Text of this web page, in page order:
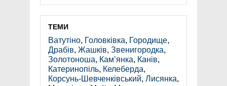
ТЕМИ
Ватутіно, Головківка, Городище,
Драбів, Жашків, Звенигородка,
Золотоноша, Кам’янка, Канів,
Катеринопіль, Келеберда,
Корсунь-Шевченківський, Лисянка,